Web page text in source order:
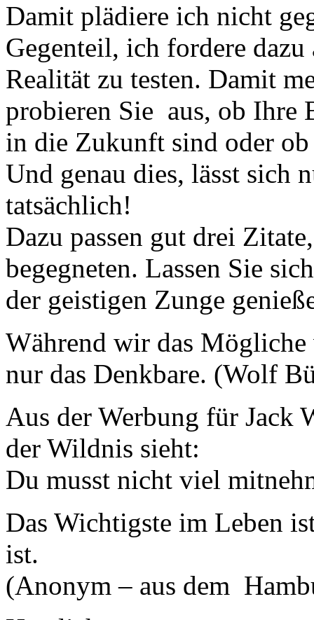
Damit plädiere ich nicht
Gegenteil, ich fordere
Realität zu testen. Damit
probieren Sie aus, ob Ihre
in die Zukunft sind oder
Und genau dies, lässt sich
tatsächlich!
Dazu passen gut drei
begegneten. Lassen Sie
der geistigen Zunge
Während wir das
nur das Denkbare. (Wolf
Aus der Werbung für Jack
der Wildnis sieht:
Du musst nicht viel
Das Wichtigste im Leben
ist.
(Anonym – aus dem